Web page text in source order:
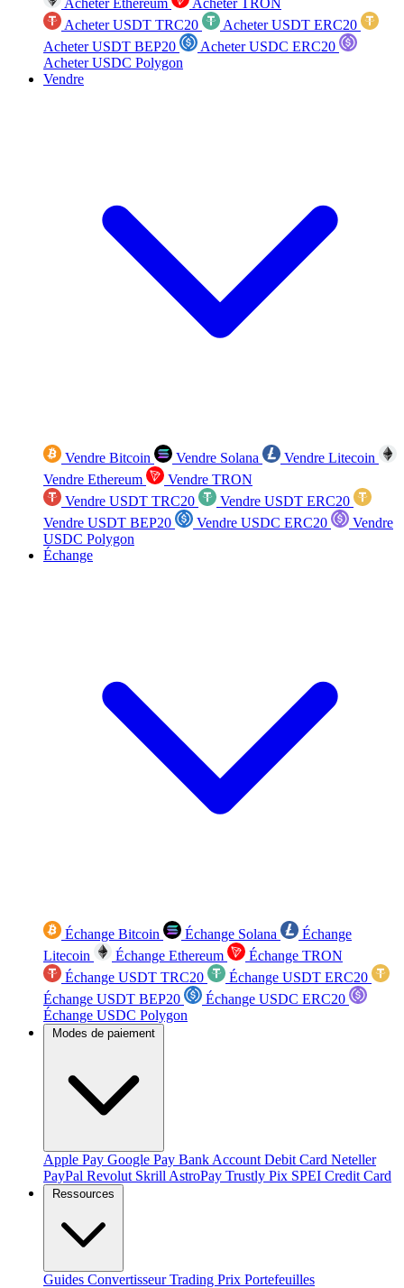
Acheter Ethereum
Acheter TRON
Acheter USDT TRC20
Acheter USDT ERC20
Acheter USDT BEP20
Acheter USDC ERC20
Acheter USDC Polygon
Vendre
Vendre Bitcoin Vendre Solana
Vendre Litecoin
Vendre Ethereum
Vendre TRON
Vendre USDT TRC20
Vendre USDT ERC20
Vendre USDT BEP20
Vendre USDC ERC20
Vendre
USDC Polygon
Échange
Échange Bitcoin Échange Solana
Échange
Litecoin
Échange Ethereum
Échange TRON
Échange USDT TRC20
Échange USDT ERC20
Échange USDT BEP20
Échange USDC ERC20
Échange USDC Polygon
Modes de paiement
Apple Pay Google Pay Bank Account Debit Card Neteller
PayPal Revolut Skrill AstroPay Trustly Pix SPEI Credit Card
Ressources
Guides ConvertisseurTrading Prix Portefeuilles